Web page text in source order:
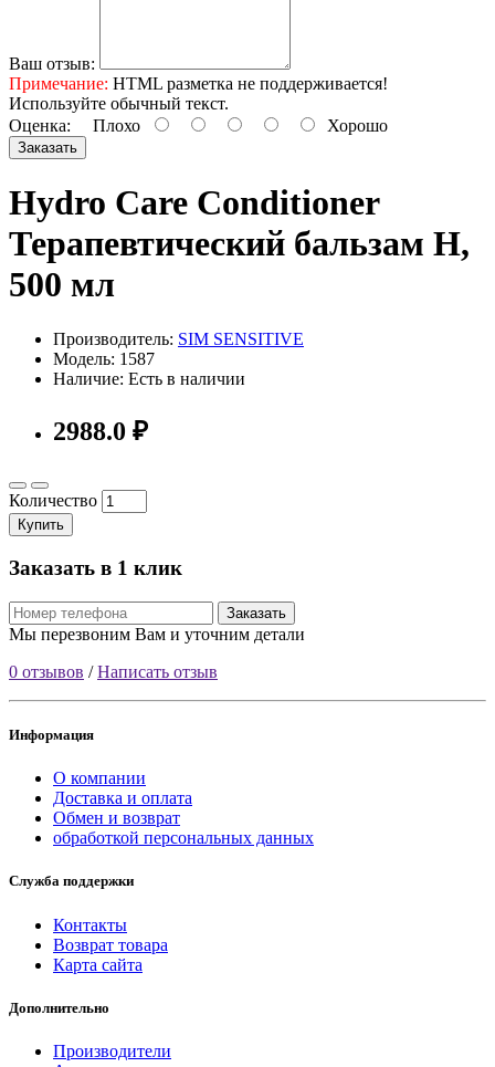
Ваш отзыв:
Примечание: HTML разметка не поддерживается!
Используйте обычный текст.
Оценка: Плохо Хорошо
Заказать
Hydro Care Conditioner
Терапевтический бальзам H,
500 мл
Производитель: SIM SENSITIVE
Модель: 1587
Наличие: Есть в наличии
2988.0 ₽
Количество
Купить
Заказать в 1 клик
Заказать
Мы перезвоним Вам и уточним детали
0 отзывов /Написать отзыв
Информация
О компании
Доставка и оплата
Обмен и возврат
обработкой персональных данных
Служба поддержки
Контакты
Возврат товара
Карта сайта
Дополнительно
Производители